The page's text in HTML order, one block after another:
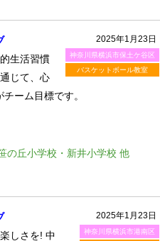
2025年1月23日
神奈川県横浜市保土ケ谷区
バスケットボール教室
生活習慣
じて、心
ーム目標です。
の丘小学校・新井小学校 他
2025年1月23日
神奈川県横浜市港南区
しさを! 中